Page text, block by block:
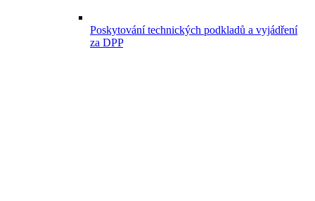
Poskytování technických podkladů a vyjádření
za DPP